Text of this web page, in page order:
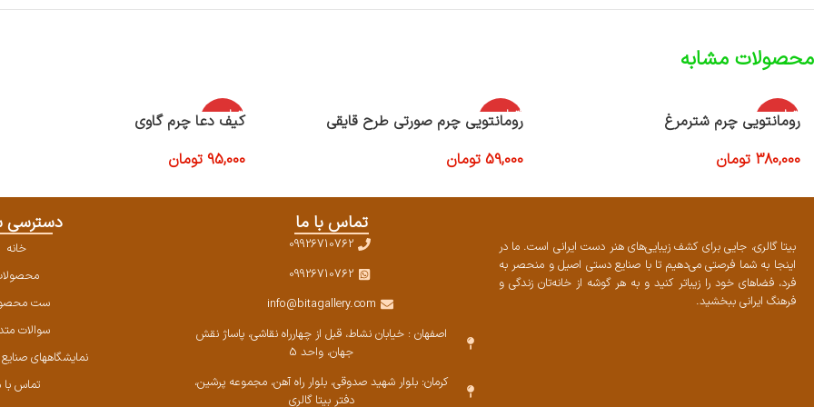
محصولات مشابه
اتمام موج
ودی
رومانتویی چرم شترمرغ
380,000 تومان
اتمام موج
ودی
رومانتویی چرم صورتی طرح قایقی
59,000 تومان
اتمام موج
ودی
کیف دعا چرم گاوی
95,000 تومان
بیتا گالری، جایی برای کشف زیبایی‌های هنر دست ایرانی است. ما در
اینجا به شما فرصتی می‌دهیم تا با صنایع دستی اصیل و منحصر به
فرد، فضاهای خود را زیباتر کنید و به هر گوشه از خانه‌تان زندگی و
فرهنگ ایرانی ببخشید.
تماس با ما
09926710762
09926710762
info@bitagallery.com
اصفهان : خیابان نشاط، قبل از چهارراه نقاشی، پاساژ نقش
جهان، واحد 5
کرمان: بلوار شهید صدوقی، بلوار راه آهن، مجموعه پرشین،‌
دفتر بیتا گالری
دسترسی
خانه
ست
سوالات
نمایشگاههای صنایع
تماس با